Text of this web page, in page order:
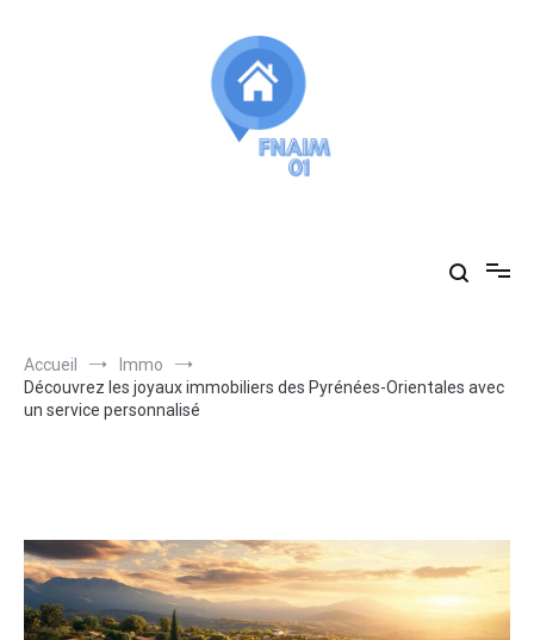
Accueil
Immo
Découvrez les joyaux immobiliers des Pyrénées-Orientales avec
un service personnalisé